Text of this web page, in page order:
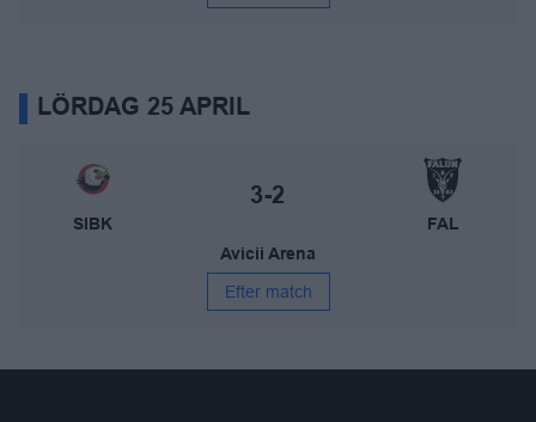
LÖRDAG 25 APRIL
Storvreta IBK – IBF Falun
SIBK
Slutresultat:
3-2
FAL
Avicii Arena
Efter match